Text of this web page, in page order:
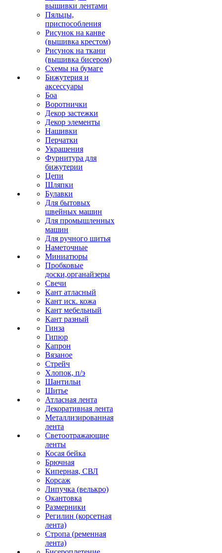
вышивки лентами
Пяльцы,
приспособления
Рисунок на канве
(вышивка крестом)
Рисунок на ткани
(вышивка бисером)
Схемы на бумаге
Бижутерия и
аксессуары
Боа
Воротнички
Декор застежки
Декор элементы
Нашивки
Перчатки
Украшения
Фурнитура для
бижутерии
Цепи
Шляпки
Булавки
Для бытовых
швейных машин
Для промышленных
машин
Для ручного шитья
Наметочные
Миниатюры
Пробковые
доски,органайзеры
Свечи
Кант атласный
Кант иск. кожа
Кант мебельный
Кант разный
Гинза
Гипюр
Капрон
Вязаное
Стрейч
Хлопок, п/э
Шантильи
Шитье
Атласная лента
Декоративная лента
Металлизированная
лента
Светоотражающие
ленты
Косая бейка
Брючная
Киперная, СВЛ
Корсаж
Липучка (велькро)
Окантовка
Размерники
Регилин (корсетная
лента)
Стропа (ременная
лента)